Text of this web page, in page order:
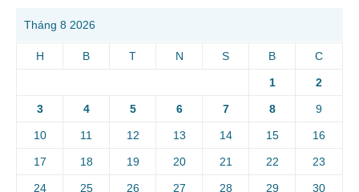
Tháng 8 2026
H B T N S B C
1 2
3 4 5 6 7 8 9
10 11 12 13 14 15 16
17 18 19 20 21 22 23
24 25 26 27 28 29 30